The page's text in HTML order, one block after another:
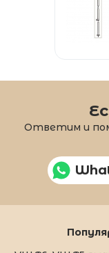
Ответим и